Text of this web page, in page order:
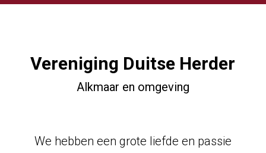
Vereniging Duitse Herder
Alkmaar en omgeving
We hebben een grote liefde en passie